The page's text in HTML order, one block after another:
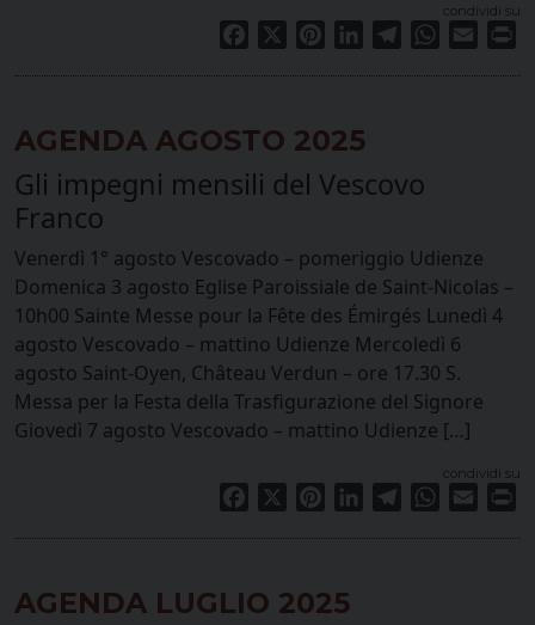
condividi su
Facebook PinterestLinkedInTelegramWhatsApp
Email
AGENDA AGOSTO 2025
Gli impegni mensili del Vescovo
Franco
Venerdì 1° agosto Vescovado – pomeriggio Udienze
Domenica 3 agosto Eglise Paroissiale de Saint-Nicolas –
10h00 Sainte Messe pour la Fête des Émirgés Lunedì 4
agosto Vescovado – mattino Udienze Mercoledì 6
agosto Saint-Oyen, Château Verdun – ore 17.30 S.
Messa per la Festa della Trasfigurazione del Signore
Giovedì 7 agosto Vescovado – mattino Udienze […]
condividi su
Facebook PinterestLinkedInTelegramWhatsApp
Email
AGENDA LUGLIO 2025